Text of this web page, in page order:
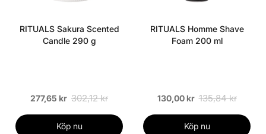
RITUALS Sakura Scented
Candle 290 g
277,65 kr 302,12 kr
Köp nu
RITUALS Homme Shave
Foam 200 ml
130,00 kr 135,84 kr
Köp nu